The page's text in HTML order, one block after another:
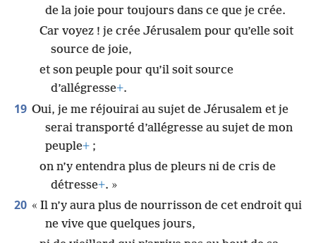
de la joie pour toujours dans ce que je crée.
Car voyez ! je crée Jérusalem pour qu’elle soit
source de joie,
et son peuple pour qu’il soit source
d’allégresse+.
19 Oui, je me réjouirai au sujet de Jérusalem et je
serai transporté d’allégresse au sujet de mon
peuple+ ;
on n’y entendra plus de pleurs ni de cris de
détresse+. »
20 « Il n’y aura plus de nourrisson de cet endroit qui
ne vive que quelques jours,